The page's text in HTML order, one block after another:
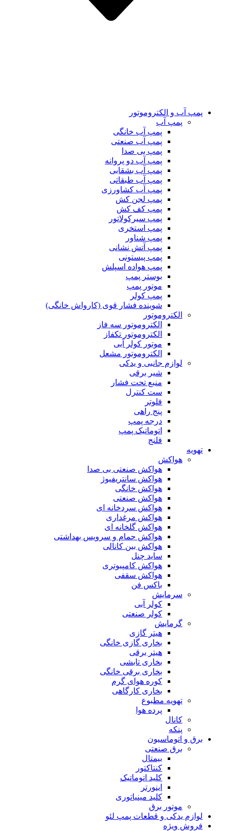
پمپ آب و الکتروموتور
پمپ آب
پمپ آب خانگی
پمپ آب صنعتی
پمپ بی صدا
پمپ آب دو پروانه
پمپ آب بشقابی
پمپ آب طبقاتی
پمپ آب کشاورزی
پمپ لجن کش
پمپ کف کش
پمپ سیرکولاتور
پمپ استخری
پمپ شناور
پمپ آتش نشانی
پمپ پیستونی
پمپ هواده اسپلش
بوستر پمپ
موتور پمپ
پمپ کولر
شوینده فشار قوی (کارواش خانگی)
الکتروموتور
الکتروموتور سه فاز
الکتروموتور تکفاز
موتور کولر آبی
الکتروموتور مشعل
لوازم جانبی و یدکی
شیر برقی
منبع تحت فشار
ست کنترل
فلوتر
پنج راهی
درجه پمپ
اتوماتیک پمپ
فلنج
تهویه
هواکش
هواکش صنعتی بی صدا
هواکش سانتریفیوژ
هواکش خانگی
هواکش صنعتی
هواکش سردخانه ای
هواکش مرغداری
هواکش گلخانه ای
هواکش حمام و سرویس بهداشتی
هواکش بین کانالی
ساید چنل
هواکش کامپیوتری
هواکش سقفی
باکس فن
سرمایش
کولر آبی
کولر صنعتی
گرمایش
هیتر گازی
بخاری گازی خانگی
هیتر برقی
بخاری تابشی
بخاری برقی خانگی
کوره هوای گرم
بخاری کارگاهی
تهویه مطبوع
پرده هوا
کانال
پنکه
برق و اتوماسیون
برق صنعتی
بیمتال
کنتاکتور
کلید اتوماتیک
اینورتر
کلید مینیاتوری
موتور برق
لوازم یدکی و قطعات پمپ لئو
فروش ویژه